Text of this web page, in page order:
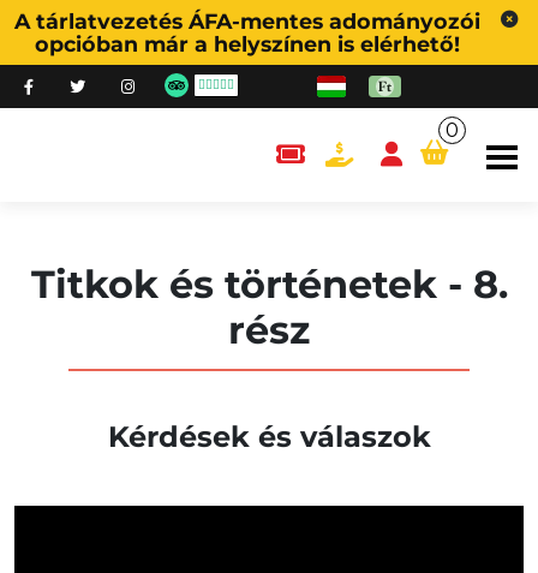
A tárlatvezetés ÁFA-mentes adományozói
opcióban már a helyszínen is elérhető!
content.cart
0
Titkok és történetek - 8.
rész
Kérdések és válaszok